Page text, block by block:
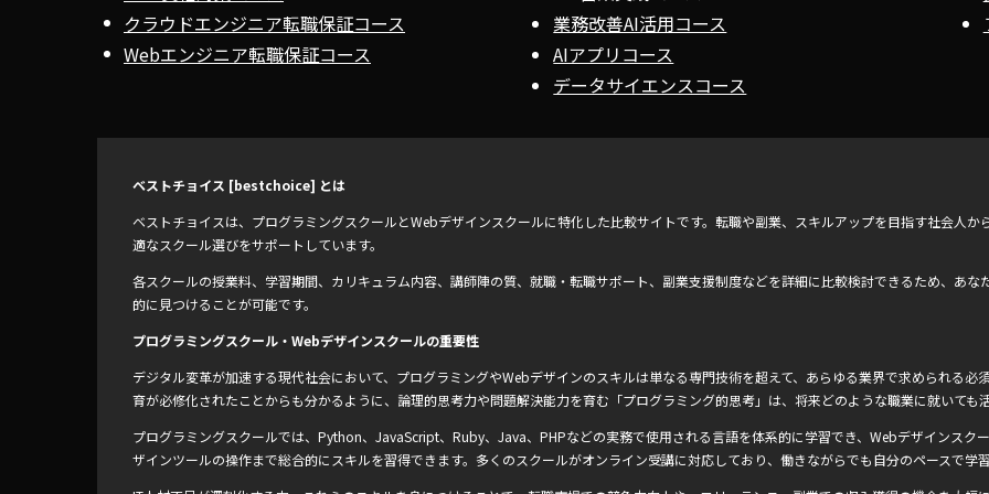
クラウドエンジニア転職保証コース
Webエンジニア転職保証コース
業務改善AI活用コース
AIアプリコース
データサイエンスコース
ベストチョイス [bestchoice] とは
ベストチョイスは、プログラミングスクールとWebデザインスクールに特化した比較サイトです。転職や副業、スキルアップを目指す社会人
適なスクール選びをサポートしています。
各スクールの授業料、学習期間、カリキュラム内容、講師陣の質、就職・転職サポート、副業支援制度などを詳細に比較検討できるため、あ
的に見つけることが可能です。
プログラミングスクール・Webデザインスクールの重要性
デジタル変革が加速する現代社会において、プログラミングやWebデザインのスキルは単なる専門技術を超えて、あらゆる業界で求められる
育が必修化されたことからも分かるように、論理的思考力や問題解決能力を育む「プログラミング的思考」は、将来どのような職業に就いても
プログラミングスクールでは、Python、JavaScript、Ruby、Java、PHPなどの実務で使用される言語を体系的に学習でき、Webデザインスク
ザインツールの操作まで総合的にスキルを習得できます。多くのスクールがオンライン受講に対応しており、働きながらでも自分のペースで学